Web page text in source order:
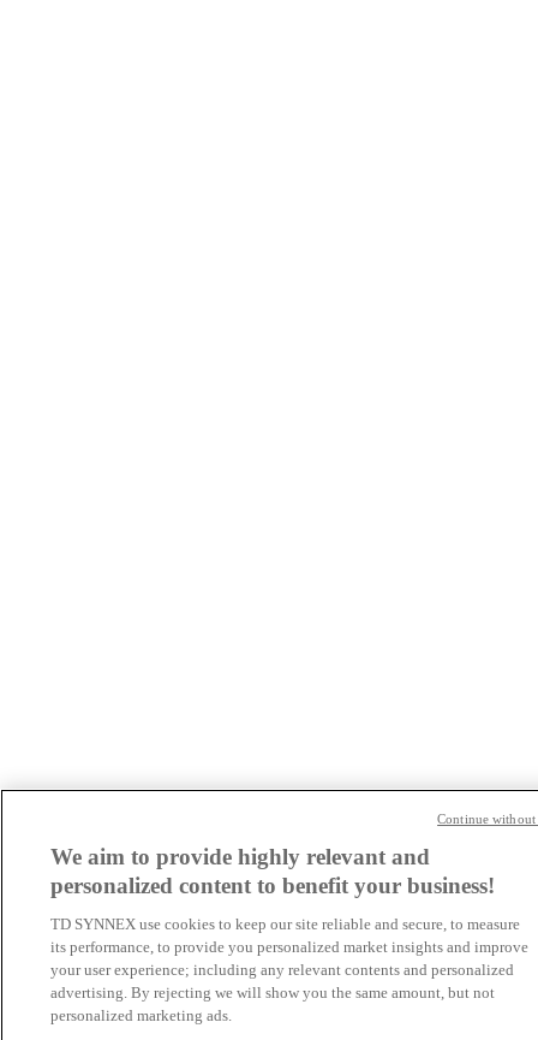
We aim to provide highly relevant and
personalized content to benefit your business!
TD SYNNEX use cookies to keep our site reliable and secure, to measure
its performance, to provide you personalized market insights and improve
your user experience; including any relevant contents and personalized
advertising. By rejecting we will show you the same amount, but not
personalized marketing ads.
Continue